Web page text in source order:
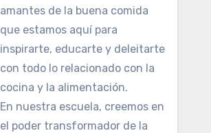
amantes de la buena comida
que estamos aquí para
inspirarte, educarte y deleitarte
con todo lo relacionado con la
cocina y la alimentación.
En nuestra escuela, creemos en
el poder transformador de la